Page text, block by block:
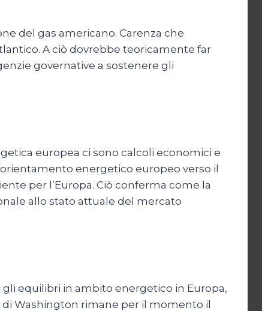
del gas americano. Carenza che
A ciò dovrebbe teoricamente far
governative a sostenere gli
europea ci sono calcoli economici e
energetico europeo verso il
per l’Europa. Ciò conferma come la
allo stato attuale del mercato
equilibri in ambito energetico in Europa,
di Washington rimane per il momento il